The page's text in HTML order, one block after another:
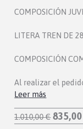
COMPOSICIÓN
LITERA TREN DE
COMPOSICIÓN
Al realizar el
Leer más
1.010,00 €